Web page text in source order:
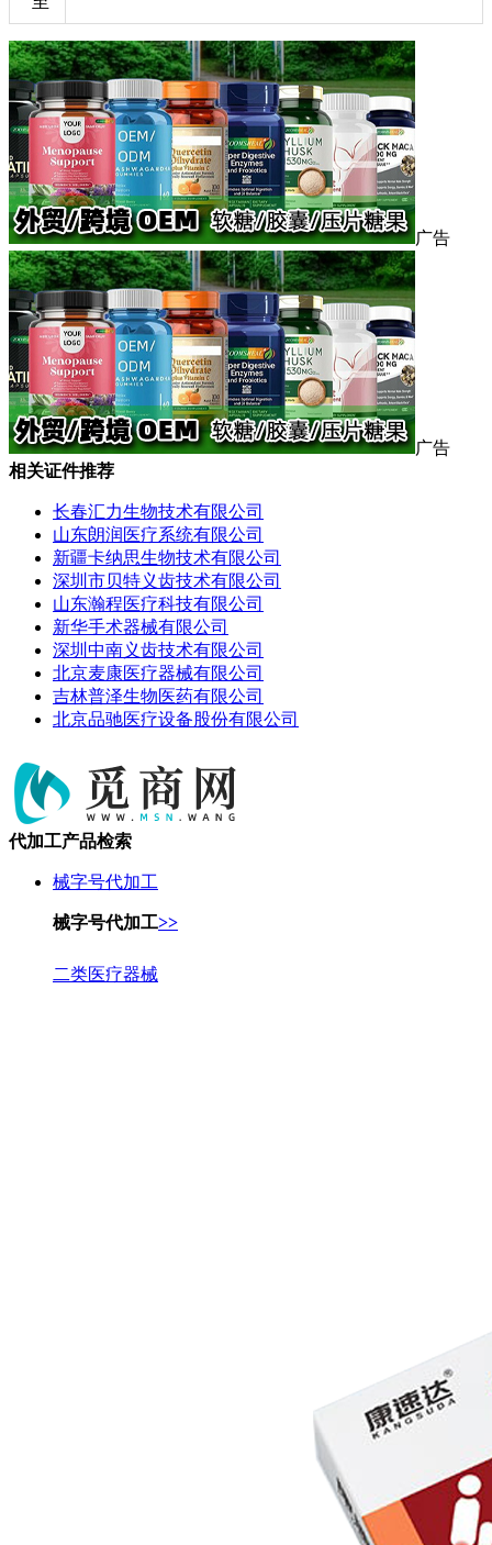
广告
广告
相关证件推荐
长春汇力生物技术有限公司
山东朗润医疗系统有限公司
新疆卡纳思生物技术有限公司
深圳市贝特义齿技术有限公司
山东瀚程医疗科技有限公司
新华手术器械有限公司
深圳中南义齿技术有限公司
北京麦康医疗器械有限公司
吉林普泽生物医药有限公司
北京品驰医疗设备股份有限公司
代加工产品检索
械字号代加工
械字号代加工>>
二类医疗器械